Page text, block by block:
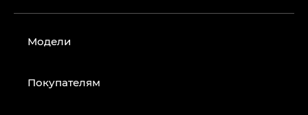
Модели
Покупателям